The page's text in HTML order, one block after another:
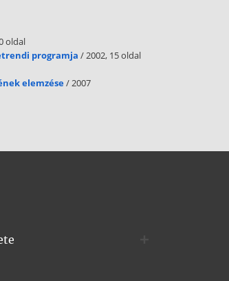
oldal
programja / 2002, 15 oldal
elemzése/ 2007